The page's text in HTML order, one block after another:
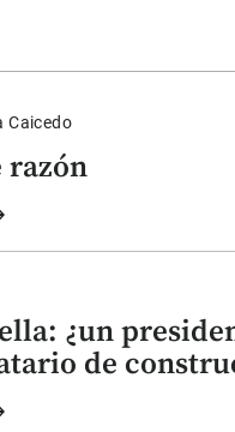
Caicedo
razón
¿un
de